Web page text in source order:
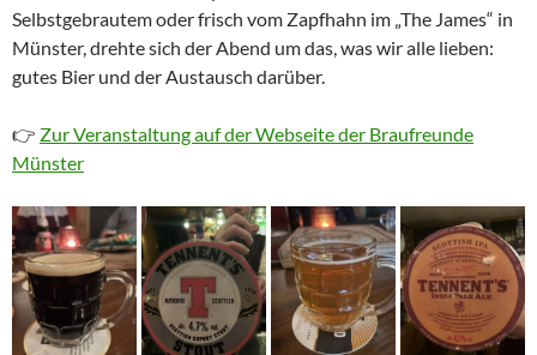
Selbstgebrautem oder frisch vom Zapfhahn im „The James“ in
Münster, drehte sich der Abend um das, was wir alle lieben:
gutes Bier und der Austausch darüber.
👉 Zur Veranstaltung auf der Webseite der Braufreunde
Münster